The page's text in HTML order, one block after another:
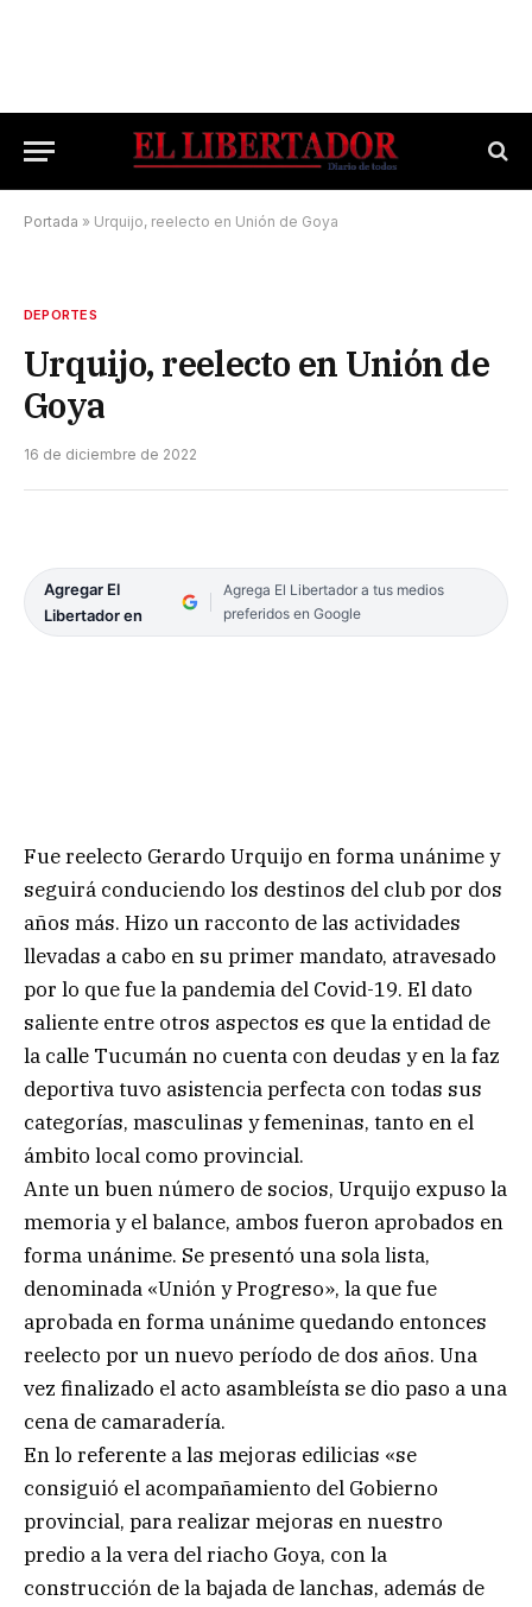
Portada » Urquijo, reelecto en Unión de Goya
DEPORTES
Urquijo, reelecto en Unión de
Goya
16 de diciembre de 2022
Agregar El
Libertador en
Agrega El Libertador a tus medios
preferidos en Google
Fue reelecto Gerardo Urquijo en forma unánime y
seguirá conduciendo los destinos del club por dos
años más. Hizo un racconto de las actividades
llevadas a cabo en su primer mandato, atravesado
por lo que fue la pandemia del Covid-19. El dato
saliente entre otros aspectos es que la entidad de
la calle Tucumán no cuenta con deudas y en la faz
deportiva tuvo asistencia perfecta con todas sus
categorías, masculinas y femeninas, tanto en el
ámbito local como provincial.
Ante un buen número de socios, Urquijo expuso la
memoria y el balance, ambos fueron aprobados en
forma unánime. Se presentó una sola lista,
denominada «Unión y Progreso», la que fue
aprobada en forma unánime quedando entonces
reelecto por un nuevo período de dos años. Una
vez finalizado el acto asambleísta se dio paso a una
cena de camaradería.
En lo referente a las mejoras edilicias «se
consiguió el acompañamiento del Gobierno
provincial, para realizar mejoras en nuestro
predio a la vera del riacho Goya, con la
construcción de la bajada de lanchas, además de